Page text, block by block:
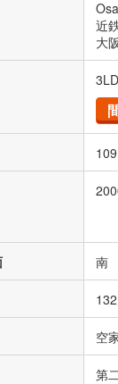
近
大
南
空
第